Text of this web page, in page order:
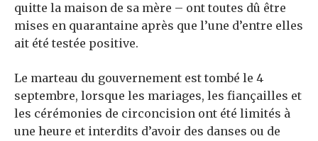
quitte la maison de sa mère – ont toutes dû être
mises en quarantaine après que l’une d’entre elles
ait été testée positive.
Le marteau du gouvernement est tombé le 4
septembre, lorsque les mariages, les fiançailles et
les cérémonies de circoncision ont été limités à
une heure et interdits d’avoir des danses ou de